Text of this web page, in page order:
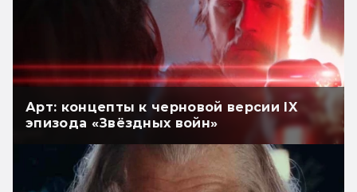
Арт: концепты к черновой версии IX
эпизода «Звёздных войн»